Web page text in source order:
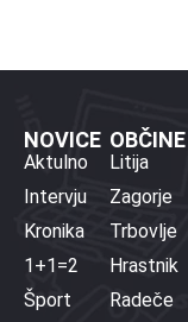
NOVICE
Aktulno
Intervju
Kronika
1+1=2
Šport
OBČINE
Litija
Zagorje
Trbovlje
Hrastnik
Radeče